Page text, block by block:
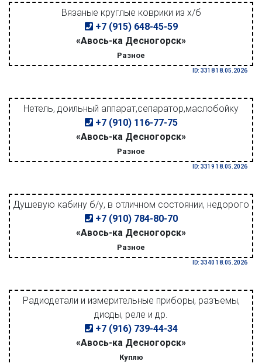
Вязаные круглые коврики из х/б
+7 (915) 648-45-59
«Авось-ка Десногорск»
Разное
ID: 3318 18.05.2026
Нетель, доильный аппарат,сепаратор,маслобойку
+7 (910) 116-77-75
«Авось-ка Десногорск»
Разное
ID: 3319 18.05.2026
Душевую кабину б/у, в отличном состоянии, недорого
+7 (910) 784-80-70
«Авось-ка Десногорск»
Разное
ID: 3340 18.05.2026
Радиодетали и измерительные приборы, разъемы,
диоды, реле и др.
+7 (916) 739-44-34
«Авось-ка Десногорск»
Куплю